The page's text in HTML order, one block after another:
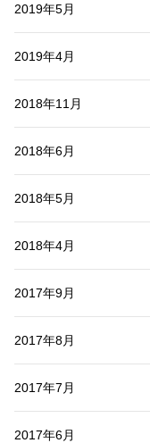
2019年5月
2019年4月
2018年11月
2018年6月
2018年5月
2018年4月
2017年9月
2017年8月
2017年7月
2017年6月